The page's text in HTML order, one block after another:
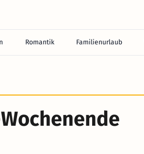
Romantik Familienurlaub